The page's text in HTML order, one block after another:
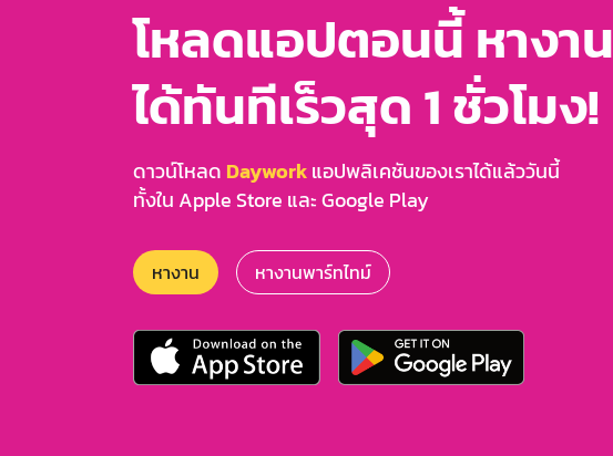
โหลดแอปตอนนี้ หางาน
ได้ทันทีเร็วสุด 1 ชั่วโมง!
ดาวน์โหลด Dayworkแอปพลิเคชันของเราได้แล้ววันนี้
ทั้งใน Apple Store และ Google Play
หางาน หางานพาร์ทไทม์